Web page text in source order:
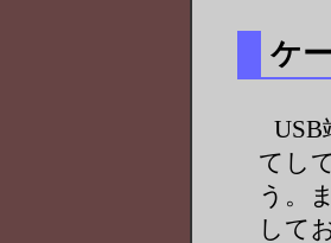
ケ
てし
う。
して